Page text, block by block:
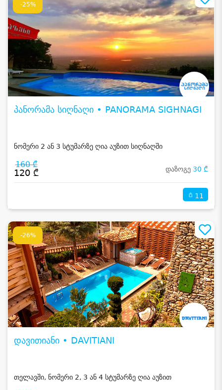
-25%
პანორამა სიღნაღი • PANORAMA SIGHNAGI
ნომერი 2 ან 3 სტუმარზე ღია აუზით სიღნაღში
160 ₾
120 ₾ დაზოგე 30 ₾
11
-26%
დავითიანი • DAVITIANI
თელავში, ნომერი 2, 3 ან 4 სტუმარზე ღია აუზით